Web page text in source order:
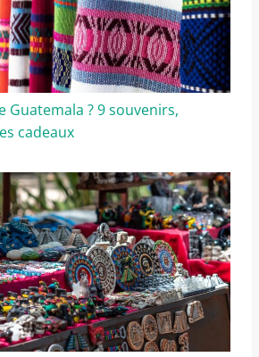
Guatemala ? 9 souvenirs,
cadeaux